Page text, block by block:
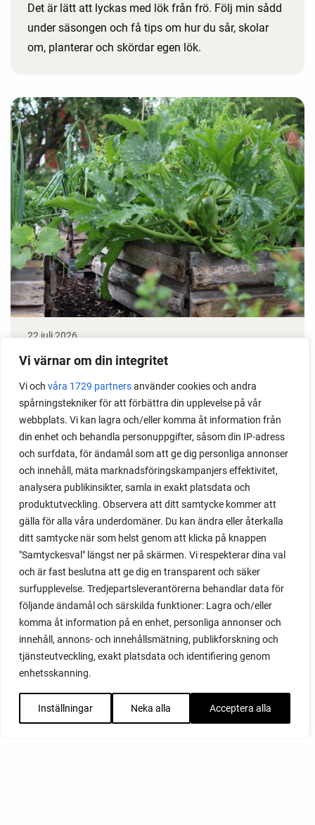
Vi värnar om din integritet
Vi och våra 1729 partnersanvänder cookies och andra
spårningstekniker för att förbättra din upplevelse på vår
webbplats. Vi kan lagra och/eller komma åt information från
din enhet och behandla personuppgifter, såsom din IP-adress
och surfdata, för ändamål som att ge dig personliga annonser
och innehåll, mäta marknadsföringskampanjers effektivitet,
analysera publikinsikter, samla in exakt platsdata och
produktutveckling. Observera att ditt samtycke kommer att
gälla för alla våra underdomäner. Du kan ändra eller återkalla
ditt samtycke när som helst genom att klicka på knappen
"Samtyckesval" längst ner på skärmen. Vi respekterar dina val
och är fast beslutna att ge dig en transparent och säker
surfupplevelse. Tredjepartsleverantörerna behandlar data för
följande ändamål och särskilda funktioner: Lagra och/eller
komma åt information på en enhet, personliga annonser och
innehåll, annons- och innehållsmätning, publikforskning och
tjänsteutveckling, exakt platsdata och identifiering genom
enhetsskanning.
Inställningar Neka alla Acceptera alla
Det är lätt att lyckas med lök från frö. Följ min sådd
under säsongen och få tips om hur du sår, skolar
om, planterar och skördar egen lök.
22 juli 2026
Odla stora växter på liten plats
Med det här smarta knepet kan du odla också stora
växter i en pallkrage tillsammans med andra växter.
Perfekt om du vill odla mycket i på liten yta.